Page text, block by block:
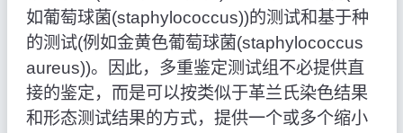
如葡萄球菌(staphylococcus))的测试和基于种
的测试(例如金黄色葡萄球菌(staphylococcus
aureus))。因此，多重鉴定测试组不必提供直
接的鉴定，而是可以按类似于革兰氏染色结果
和形态测试结果的方式，提供一个或多个缩小